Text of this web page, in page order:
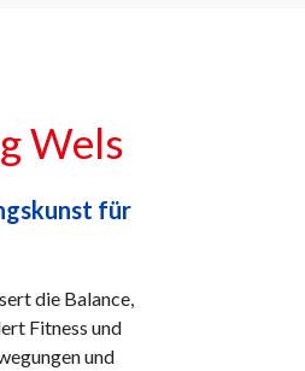
Wels
für
die Balance,
Fitness und
und